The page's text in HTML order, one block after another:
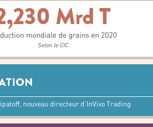
Mrd T
mondiale de grains en 2020
Selon le CIC
nouveau directeur d’InVivo Trading